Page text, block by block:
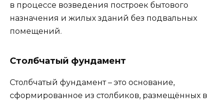
в процессе возведения построек бытового
назначения и жилых зданий без подвальных
помещений.
Столбчатый фундамент
Столбчатый фундамент – это основание,
сформированное из столбиков, размещённых в